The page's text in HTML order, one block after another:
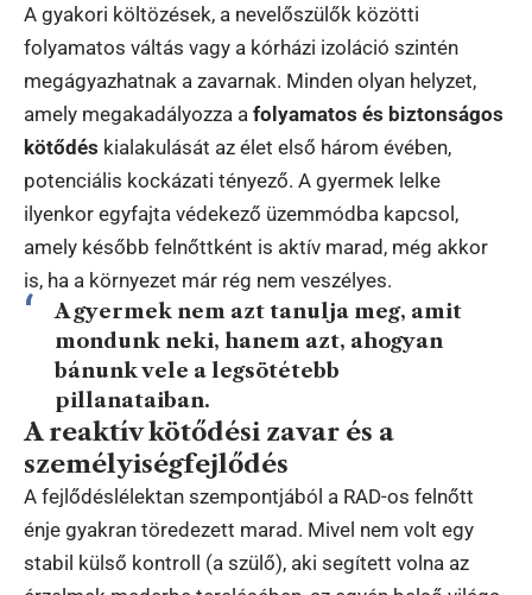
A gyakori költözések, a nevelőszülők közötti
folyamatos váltás vagy a kórházi izoláció szintén
megágyazhatnak a zavarnak. Minden olyan helyzet,
amely megakadályozza a folyamatos és biztonságos
kötődés kialakulását az élet első három évében,
potenciális kockázati tényező. A gyermek lelke
ilyenkor egyfajta védekező üzemmódba kapcsol,
amely később felnőttként is aktív marad, még akkor
is, ha a környezet már rég nem veszélyes.
A gyermek nem azt tanulja meg, amit
mondunk neki, hanem azt, ahogyan
bánunk vele a legsötétebb
pillanataiban.
A reaktív kötődési zavar és a
személyiségfejlődés
A fejlődéslélektan szempontjából a RAD-os felnőtt
énje gyakran töredezett marad. Mivel nem volt egy
stabil külső kontroll (a szülő), aki segített volna az